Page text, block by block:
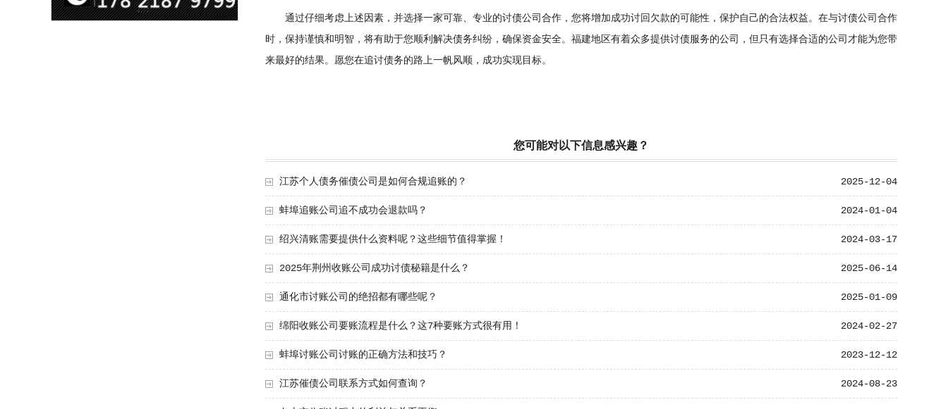
金、保单）也能执行 强
通过仔细考虑上述因素，并选择一家可靠、专业的讨债公司合作，您将增加成功讨回欠款的可能性，保护自己的合法权益。在与讨债公司合作
时，保持谨慎和明智，将有助于您顺利解决债务纠纷，确保资金安全。福建地区有着众多提供讨债服务的公司，但只有选择合适的公司才能为您带
来最好的结果。愿您在追讨债务的路上一帆风顺，成功实现目标。
您可能对以下信息感兴趣？
2025-12-04
江苏个人债务催债公司是如何合规追账的？
2024-01-04
蚌埠追账公司追不成功会退款吗？
2024-03-17
绍兴清账需要提供什么资料呢？这些细节值得掌握！
2025-06-14
2025年荆州收账公司成功讨债秘籍是什么？
2025-01-09
通化市讨账公司的绝招都有哪些呢？
2024-02-27
绵阳收账公司要账流程是什么？这7种要账方式很有用！
2023-12-12
蚌埠讨账公司讨账的正确方法和技巧？
2024-08-23
江苏催债公司联系方式如何查询？